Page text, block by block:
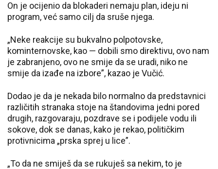
On je ocijenio da blokaderi nemaju plan, ideju ni
program, već samo cilj da sruše njega.
„Neke reakcije su bukvalno polpotovske,
kominternovske, kao — dobili smo direktivu, ovo nam
je zabranjeno, ovo ne smije da se uradi, niko ne
smije da izađe na izbore”, kazao je Vučić.
Dodao je da je nekada bilo normalno da predstavnici
različitih stranaka stoje na štandovima jedni pored
drugih, razgovaraju, pozdrave se i podijele vodu ili
sokove, dok se danas, kako je rekao, političkim
protivnicima „prska sprej u lice”.
„To da ne smiješ da se rukuješ sa nekim, to je